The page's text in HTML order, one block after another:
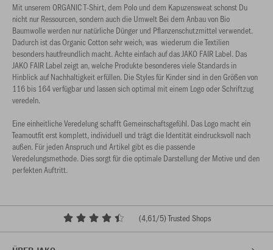
Mit unserem ORGANIC T-Shirt, dem Polo und dem Kapuzensweat schonst Du
nicht nur Ressourcen, sondern auch die Umwelt Bei dem Anbau von Bio
Baumwolle werden nur natürliche Dünger und Pflanzenschutzmittel verwendet.
Dadurch ist das Organic Cotton sehr weich, was wiederum die Textilien
besonders hautfreundlich macht. Achte einfach auf das JAKO FAIR Label. Das
JAKO FAIR Label zeigt an, welche Produkte besonderes viele Standards in
Hinblick auf Nachhaltigkeit erfüllen. Die Styles für Kinder sind in den Größen von
116 bis 164 verfügbar und lassen sich optimal mit einem Logo oder Schriftzug
veredeln.
Eine einheitliche Veredelung schafft Gemeinschaftsgefühl. Das Logo macht ein
Teamoutfit erst komplett, individuell und trägt die Identität eindrucksvoll nach
außen. Für jeden Anspruch und Artikel gibt es die passende
Veredelungsmethode. Dies sorgt für die optimale Darstellung der Motive und den
perfekten Auftritt.
(4,61/5) Trusted Shops